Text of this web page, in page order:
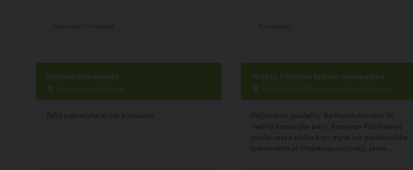
Vääksyn koirapuisto
Kissalankuja 1, Asikkala
Tällä palvelulla ei ole kuvausta.
Vääksy, Päijänne koirien uimapaikka
Ämmäläntie 20 (Majakkapaviljonki), Asikkala
Päijänteen puolella, Vartiopolulta noin 50
metriä kanavalle päin. Kanavan Päijänteen
puoleisessa päässä on myös iso parkkipaikka
(veneranta ja Majakkapaviljonki), josta...